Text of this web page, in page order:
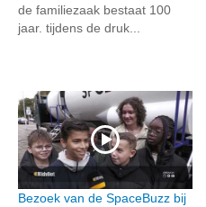
de familiezaak bestaat 100
jaar. tijdens de druk...
Bezoek van de SpaceBuzz bij